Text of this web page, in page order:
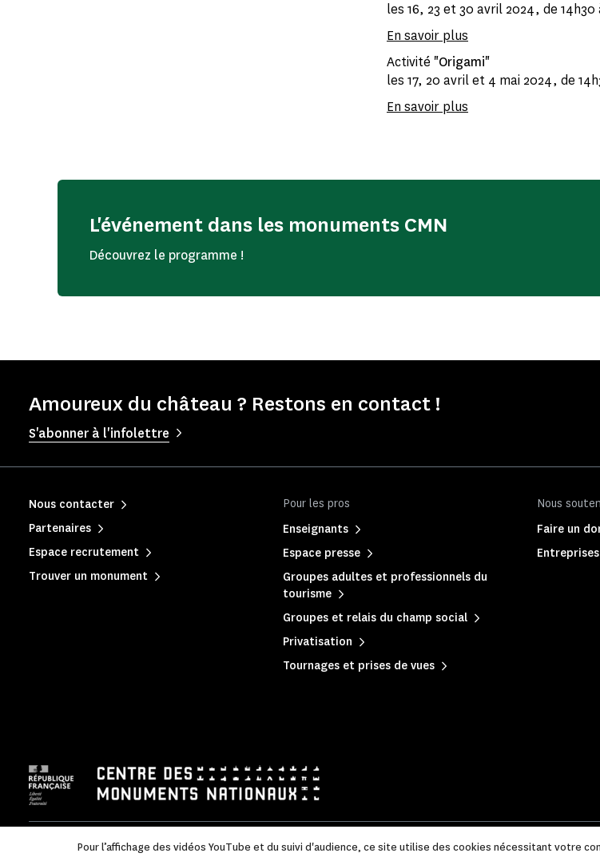
les 16, 23 et 30 avril 2024, de 14h30
En savoir plus
Activité "Origami"
les 17, 20 avril et 4 mai 2024, de
En savoir plus
L'événement dans les monuments CMN
Découvrez le programme !
Amoureux du château ? Restons en contact !
S'abonner à l'infolettre
Pour les pros
Enseignants
Espace presse
Groupes adultes et professionnels du
tourisme
Groupes et relais du champ social
Privatisation
Tournages et prises de vues
Nous
Faire un
Nous contacter
Partenaires
Espace recrutement
Trouver un monument
Mentions légales | Politique de confidentialité | Informations légales et administratives | Plan du site
Pour l’affichage des vidéos YouTube et du suivi d'audience, ce site utilise des cookies nécessitant votre